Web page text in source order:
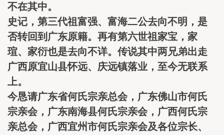
不在其中。
史记，第三代祖富强、富海二公去向不明，是
否转回到广东原籍。再有第六世祖家宝，家
瑄、家衍也是去向不详。传说其中两兄弟出走
广西原宜山县怀远、庆远镇落业，至今无联系
上。
今恳请广东省何氏宗亲总会，广东佛山市何氏
宗亲会，广东南海县何氏宗亲会，广西何氏宗
亲总会，广西宜州市何氏宗亲会及各位宗长、